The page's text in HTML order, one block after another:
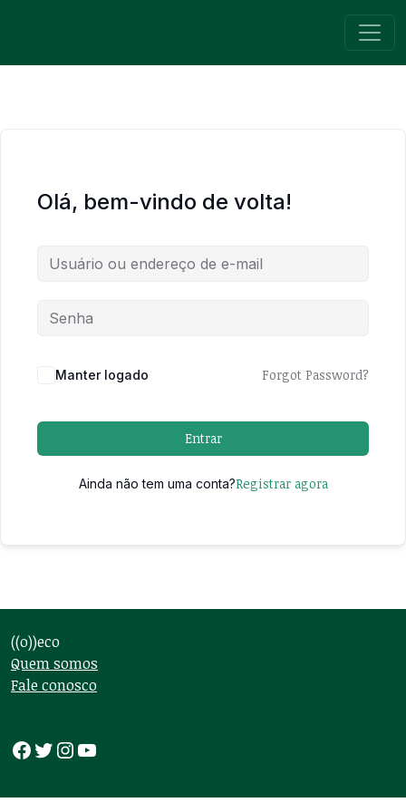
Olá, bem-vindo de volta!
Manter logado Forgot Password?
Entrar
Ainda não tem uma conta?Registrar agora
((o))eco
Quem somos
Fale conosco
Facebook
Twitter
Instagram
Youtube